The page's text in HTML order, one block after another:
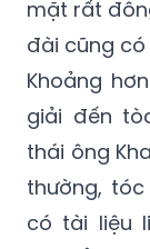
Sáng 18/
cáo và
mặt rất
đài cũng
Khoảng
giải đến
thái ông